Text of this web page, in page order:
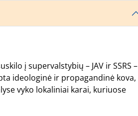
į supervalstybių – JAV ir SSRS –
ideologinė ir propagandinė kova,
vyko lokaliniai karai, kuriuose